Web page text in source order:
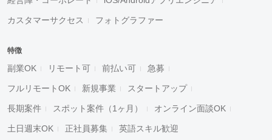
カスタマーサクセス フォトグラファー
特徴
副業OK リモート可 前払い可 急募
フルリモートOK 新規事業 スタートアップ
長期案件 スポット案件（1ヶ月） オンライン面談OK
土日週末OK 正社員募集 英語スキル歓迎